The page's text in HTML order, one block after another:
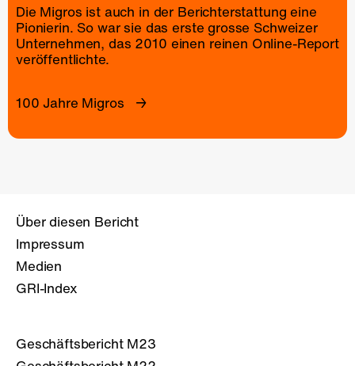
Die Migros ist auch in der Berichterstattung eine
Pionierin. So war sie das erste grosse Schweizer
Unternehmen, das 2010 einen reinen Online-Report
veröffentlichte.
100 Jahre Migros
Über diesen Bericht
Impressum
Medien
GRI-Index
Geschäftsbericht M23